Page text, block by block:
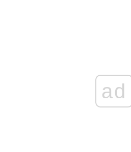
ad